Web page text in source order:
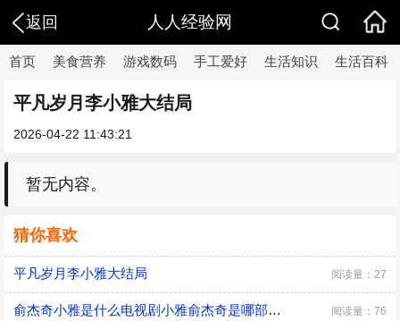
返回 人人经验网
首页 美食营养 游戏数码 手工爱好 生活知识 生活百科
平凡岁月李小雅大结局
2026-04-22 11:43:21
暂无内容。
猜你喜欢
平凡岁月李小雅大结局 阅读量：27
俞杰奇小雅是什么电视剧小雅俞杰奇是哪部电视剧 阅读量：76